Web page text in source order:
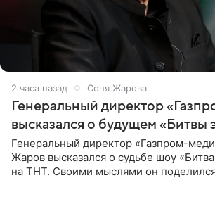
2 часа назад Соня Жарова
Генеральный директор
высказался о будущем «Битвы
Генеральный директор «Газпром-
Жаров высказался о судьбе шоу
на ТНТ. Своими мыслями он